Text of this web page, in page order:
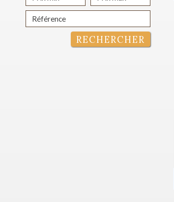
RECHERCHER